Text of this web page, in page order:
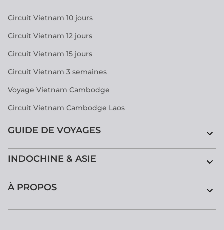
Circuit Vietnam 10 jours
Circuit Vietnam 12 jours
Circuit Vietnam 15 jours
Circuit Vietnam 3 semaines
Voyage Vietnam Cambodge
Circuit Vietnam Cambodge Laos
GUIDE DE VOYAGES
INDOCHINE & ASIE
À PROPOS